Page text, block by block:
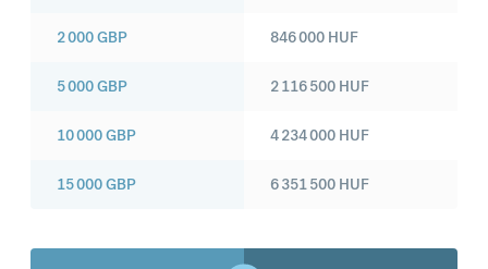
2 000GBP
5 000GBP
10 000GBP
15 000GBP
846 000 HUF
2 116 500 HUF
4 234 000 HUF
6 351 500 HUF